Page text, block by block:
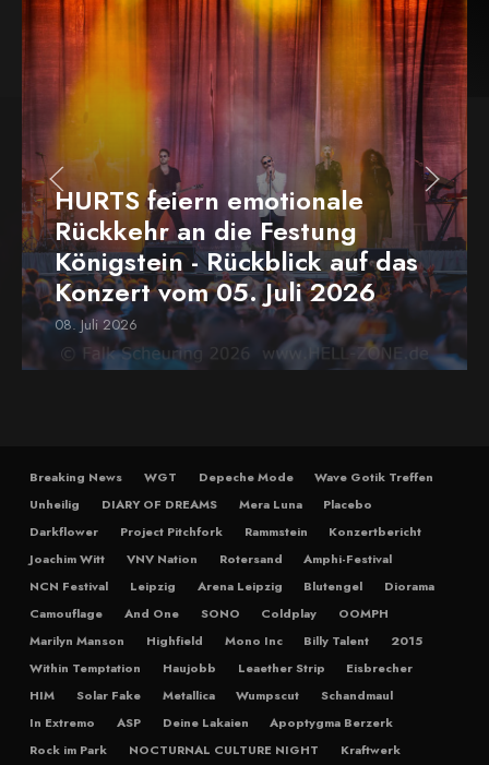
HURTS feiern emotionale
Rückkehr an die Festung
Königstein - Rückblick auf das
Konzert vom 05. Juli 2026
08. Juli 2026
Breaking News WGT Depeche Mode
Wave Gotik Treffen
Unheilig
DIARY OF DREAMS Mera Luna
Placebo
Darkflower
Project Pitchfork Rammstein
Konzertbericht
Joachim Witt
VNV Nation Rotersand
Amphi-Festival
NCN Festival
Leipzig Arena Leipzig Blutengel
Diorama
Camouflage
And One SONO Coldplay
OOMPH
Marilyn Manson
Highfield Mono Inc Billy Talent
2015
Within Temptation
Haujobb Leaether Strip
Eisbrecher
HIM
Solar Fake Metallica Wumpscut
Schandmaul
In Extremo
ASP Deine Lakaien
Apoptygma Berzerk
Rock im Park
NOCTURNAL CULTURE NIGHT
Kraftwerk